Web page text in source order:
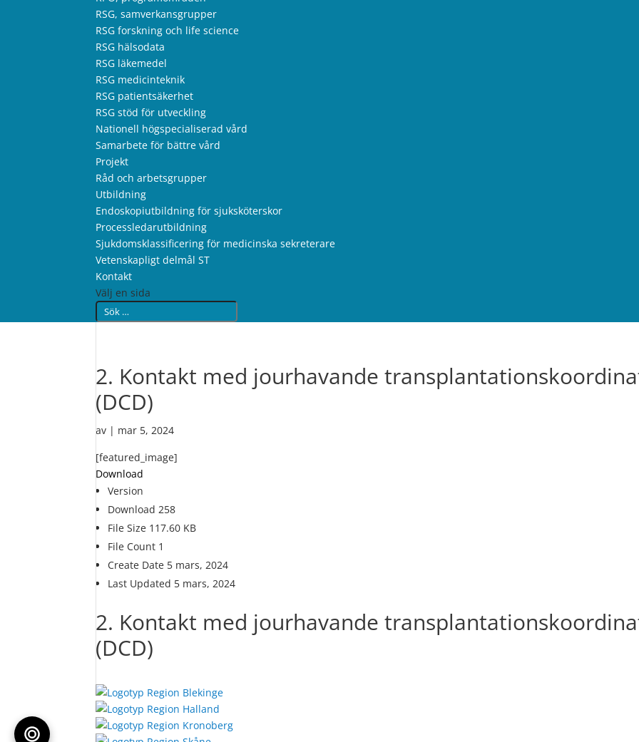
RSG, samverkansgrupper
RSG forskning och life science
RSG hälsodata
RSG läkemedel
RSG medicinteknik
RSG patientsäkerhet
RSG stöd för utveckling
Nationell högspecialiserad vård
Samarbete för bättre vård
Projekt
Råd och arbetsgrupper
Utbildning
Endoskopiutbildning för sjuksköterskor
Processledarutbildning
Sjukdomsklassificering för medicinska sekreterare
Vetenskapligt delmål ST
Kontakt
Välj en sida
2. Kontakt med jourhavande
(DCD)
av | mar 5, 2024
[featured_image]
Download
Version
Download258
File Size 117.60 KB
File Count 1
Create Date 5 mars, 2024
Last Updated 5 mars, 2024
2. Kontakt med jourhavande
(DCD)